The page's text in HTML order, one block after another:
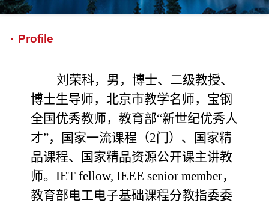
Profile
刘荣科，男，博士、二级教授、
博士生导师，北京市教学名师，宝钢
全国优秀教师，教育部“新世纪优秀人
才”，
国家一流课程（2门）、国家精
品课程、国家精品资源公开课主讲教
师。IET fellow, IEEE senior member，
教育部电工电子基础课程分教指委委